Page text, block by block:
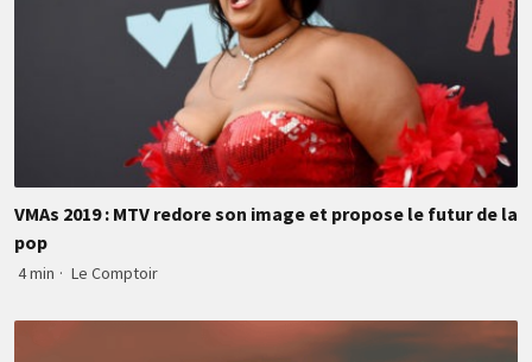
VMAs 2019 : MTV redore son image et propose le futur de la
pop
4 min · Le Comptoir